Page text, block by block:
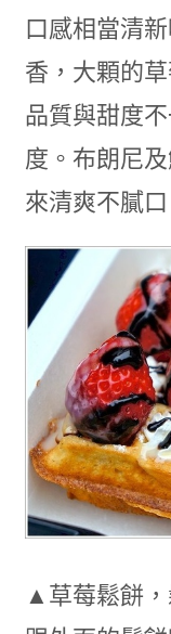
口感相當清
香，大顆的
品質與甜度
度。布朗尼
來清爽不膩
▲草莓鬆餅，